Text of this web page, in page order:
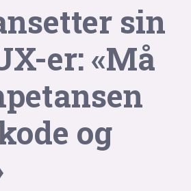
sin
er: «Må
og